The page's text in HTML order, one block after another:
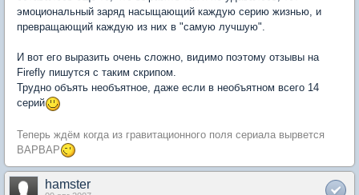
эмоциональный заряд насыщающий каждую серию жизнью, и
превращающий каждую из них в "самую лучшую".
И вот его выразить очень сложно, видимо поэтому отзывы на
Firefly пишутся с таким скрипом.
Трудно объять необъятное, даже если в необъятном всего 14
серий
Теперь ждём когда из гравитационного поля сериала вырвется
ВАРВАР
hamster